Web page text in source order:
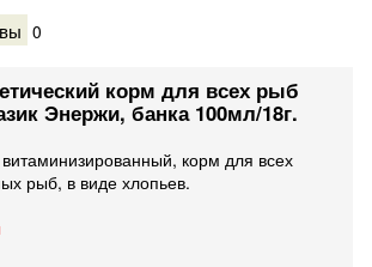
0
корм для всех рыб
Энержи, банка 100мл/18г.
корм для всех
рыб, в виде хлопьев.